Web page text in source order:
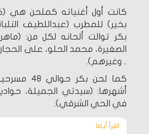
كانت أول أغنياته كملحن هي
بخير) للمطرب (عبداللطيف
بكر توالت ألحانه لكل من: (ماهر
الصغيرة، محمد الحلو، على
.. وغيرهم).
كما لحن بكر
أشهرها: (سيدتي الجميلة،
في الحي الشرقي).
اقرأ أيضا‎